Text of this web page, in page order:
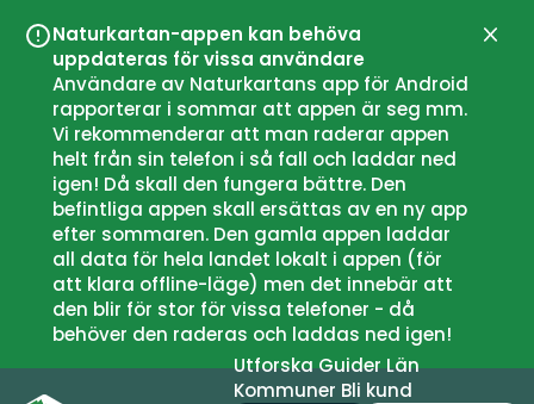
Naturkartan-appen kan behöva
uppdateras för vissa användare
Användare av Naturkartans app för Android
rapporterar i sommar att appen är seg mm.
Vi rekommenderar att man raderar appen
helt från sin telefon i så fall och laddar ned
igen! Då skall den fungera bättre. Den
befintliga appen skall ersättas av en ny app
efter sommaren. Den gamla appen laddar
all data för hela landet lokalt i appen (för
att klara offline-läge) men det innebär att
den blir för stor för vissa telefoner - då
behöver den raderas och laddas ned igen!
UtforskaGuiderLän
Kommuner Bli kund